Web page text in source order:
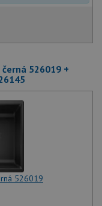
černá 526019 +
526019